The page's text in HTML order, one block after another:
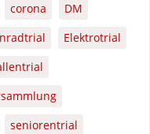
corona
DM
Elektrotrial
seniorentrial